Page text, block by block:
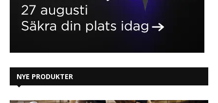
NYE PRODUKTER